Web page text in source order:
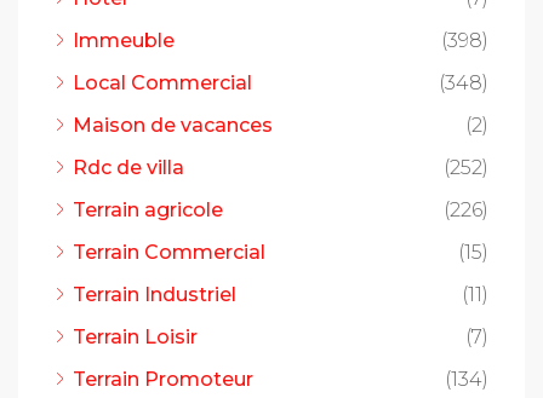
Immeuble
(398)
Local Commercial
(348)
Maison de vacances
(2)
Rdc de villa
(252)
Terrain agricole
(226)
Terrain Commercial
(15)
Terrain Industriel
(11)
Terrain Loisir
(7)
Terrain Promoteur
(134)